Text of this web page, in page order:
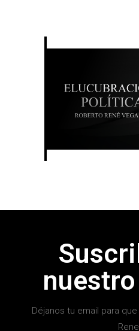
Déjanos tu email para